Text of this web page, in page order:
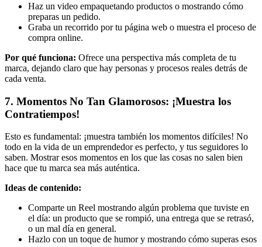
Haz un video empaquetando productos o mostrando cómo
preparas un pedido.
Graba un recorrido por tu página web o muestra el proceso de
compra online.
Por qué funciona: Ofrece una perspectiva más completa de tu
marca, dejando claro que hay personas y procesos reales detrás de
cada venta.
7. Momentos No Tan Glamorosos: ¡Muestra los
Contratiempos!
Esto es fundamental: ¡muestra también los momentos difíciles! No
todo en la vida de un emprendedor es perfecto, y tus seguidores lo
saben. Mostrar esos momentos en los que las cosas no salen bien
hace que tu marca sea más auténtica.
Ideas de contenido:
Comparte un Reel mostrando algún problema que tuviste en
el día: un producto que se rompió, una entrega que se retrasó,
o un mal día en general.
Hazlo con un toque de humor y mostrando cómo superas esos